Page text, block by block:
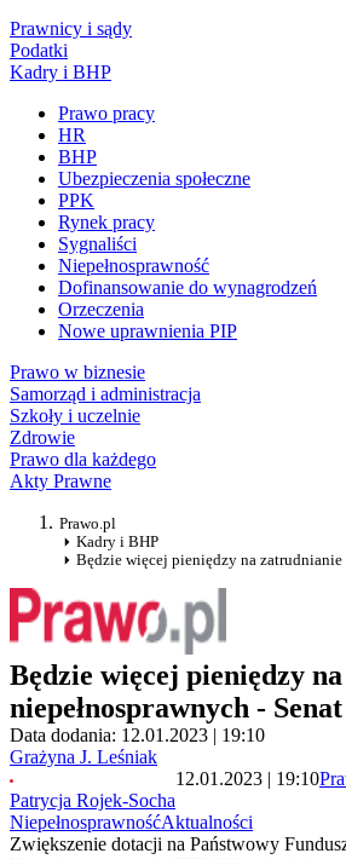
Prawnicy i sądy
Podatki
Kadry i BHP
Prawo pracy
HR
BHP
Ubezpieczenia społeczne
PPK
Rynek pracy
Sygnaliści
Niepełnosprawność
Dofinansowanie do wynagrodzeń
Orzeczenia
Nowe uprawnienia PIP
Prawo w biznesie
Samorząd i administracja
Szkoły i uczelnie
Zdrowie
Prawo dla każdego
Akty Prawne
Prawo.pl
Kadry i BHP
Będzie więcej pieniędzy na zatrudnianie
Będzie więcej pieniędzy
niepełnosprawnych -
Data dodania: 12.01.2023 | 19:10
Grażyna J. Leśniak
Patrycja Rojek-Socha
12.01.2023 | 19:10
NiepełnosprawnośćAktualności
Zwiększenie dotacji na Państwowy